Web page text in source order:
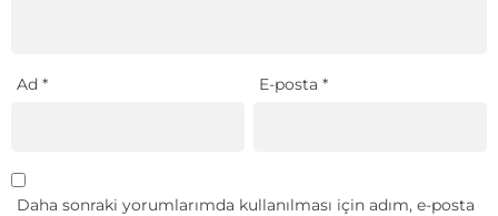
Ad * E-posta*
Daha sonraki yorumlarımda kullanılması için adım, e-posta